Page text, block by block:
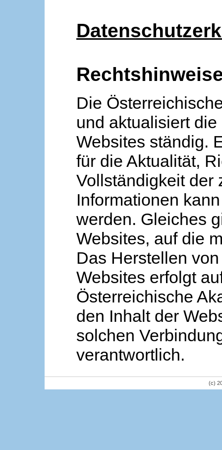
Die
und aktualisiert
Websites ständig.
für die Aktualität,
Vollständigkeit der
Informationen
werden. Gleiches
Websites, auf die
Das Herstellen
Websites erfolgt
Österreichische
den Inhalt der
solchen
verantwortlich.
(c)